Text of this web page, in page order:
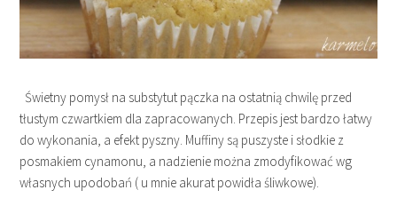
Świetny pomysł na substytut pączka na ostatnią chwilę przed
tłustym czwartkiem dla zapracowanych. Przepis jest bardzo łatwy
do wykonania, a efekt pyszny. Muffiny są puszyste i słodkie z
posmakiem cynamonu, a nadzienie można zmodyfikować wg
własnych upodobań ( u mnie akurat powidła śliwkowe).